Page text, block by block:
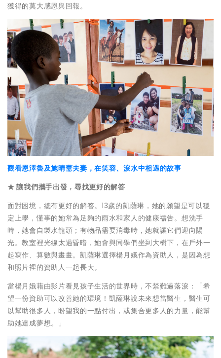
獲得的莫大感恩與回報。
觀看恩澤魯及施晴薷夫妻，在笑容、淚水中相遇的故事
★ 讓我們攜手出發，尋找更好的解答
面對困境，總有更好的解答。13歲的凱薩琳，她的願望是可以穩
定上學，懂事的她常為足夠的雨水和家人的健康禱告。想洗手
時，她會自製水龍頭；有物品需要消毒時，她就讓它們迎向陽
光。教室裡光線太過昏暗，她會與同學們坐到大樹下，在戶外一
起寫作、算數與畫畫。凱薩琳選擇楊月娥作為資助人，是因為想
和照片裡的資助人一起長大。
當楊月娥藉由影片看見孩子生活的世界時，不禁難過落淚：「希
望一份資助可以改善她的環境！凱薩琳說未來想當醫生，醫生可
以幫助很多人，盼望我的一點付出，或集合更多人的力量，能幫
助她達成夢想。」